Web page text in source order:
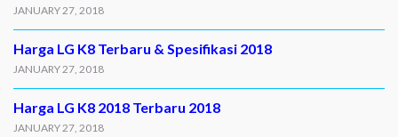
JANUARY 27, 2018
Harga LG K8 Terbaru & Spesifikasi 2018
JANUARY 27, 2018
Harga LG K8 2018 Terbaru 2018
JANUARY 27, 2018